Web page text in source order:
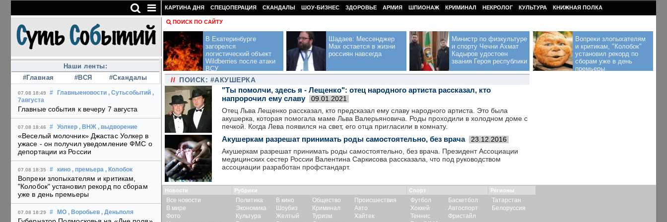
Наши ленты:
#Главная
#ВСЯ #Скандалы
07.08 18:49 # Главныеновости , Сутьсобытий ,
7августа
Главные события к вечеру 7 августа
07.08 18:46 # Уолкер , ВНЖ , выдворение
«Веселый молочник» Джастас Уолкер в
ужасе - он получил уведомление ФМС о
депортации из России
07.08 18:35 # кино , премьера , Колобок
Вопреки злопыхателям и критикам,
"Колобок" установил рекорд по сборам
уже в день премьеры
07.08 18:29 # МО , Воробьев , Деньполя
КАРТИНА ДНЯ СПЕЦОПЕРАЦИЯ СКАНДАЛЫ ШОУ-БИЗНЕС ЗДОРОВЬЕ АРМИЯ ШПИОНАЖ КРИМИНАЛ НЕКРОЛОГ КУЛЬТУРА КНИЖНАЯ ПОЛКА
ПОИСК ПО САЙТУ
В Екатеринбурге
загорелся
логистический объект
Wildberries после атаки
ВСУ
Шадаев: Мессенджер
Max остается в жизни
россиян навсегда
Министр по физкультуре
и спорту Чечни Ахмат
Кадыров удостоен
звания Героя республики
Вопреки злопыхателям
и критикам, "Колобок"
установил рекорд по
сборам уже в день
премьеры
// ПОИСК: #АКУШЕРКА
"Ты помолчи, здесь я - Лещенко": отец народного артиста рассказал, кто
напророчил ему славу
09.01.2021
Отец Льва Лещенко рассказал, кто предсказал ему славу народного артиста. Это была
акушерка, которая помогала маме Льва Валерьяновича. Роды проходили в холодном доме с
печкой. Когда Лева появился на свет, его отца пригласили в комнату.
Акушеркам разрешат принимать роды самостоятельно, без врача 23.12.2016
Акушеркам разрешат принимать роды самостоятельно, без врача. Президент Ассоциации
медицинских сестер России Валентина Саркисова рассказала, что под руководством
ассоциации разработан профстандарт.
Новости
Все новости
В мире
Фото
Рубрики
Политика
Экономика
Культура
В кино
Шоубиз
Желтый
Общество
Криминал
Туризм
Происшествия
Авто
Хайтек
Спорт
Футбол
Хоккей
Теннис
Баскетбол
Автоспорт
Фристайл
Регионы
Татарстан
Белоруссия